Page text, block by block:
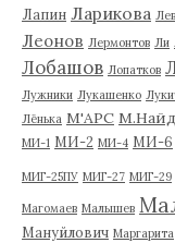
Лапин Ларикова
Леонов Лермонтов Ли
Лобашов Лопатков
Лужники Лукашенко
Лёнька М'АРС
МИ-1 МИ-2 МИ-4 МИ-6
МИГ-25ПУ МИГ-27 МИГ-29
Магомаев Малышев
Мануйлович Маргарита